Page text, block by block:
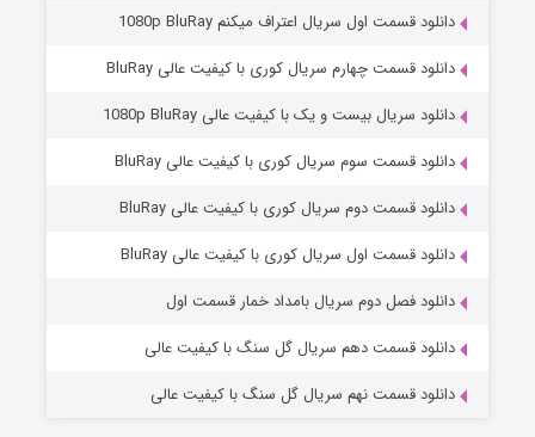
وستی ها
قسمت۱ (زیرنویس) منتشر شد
دانلود قسمت اول سریال اعتراف میکنم 1080p BluRay
دانلود قسمت چهارم سریال کوری با کیفیت عالی BluRay
دانلود سریال بیست و یک با کیفیت عالی 1080p BluRay
دانلود قسمت سوم سریال کوری با کیفیت عالی BluRay
دانلود قسمت دوم سریال کوری با کیفیت عالی BluRay
دانلود قسمت اول سریال کوری با کیفیت عالی BluRay
دانلود فصل دوم سریال بامداد خمار قسمت اول
دانلود قسمت دهم سریال گل سنگ با کیفیت عالی
دانلود قسمت نهم سریال گل سنگ با کیفیت عالی